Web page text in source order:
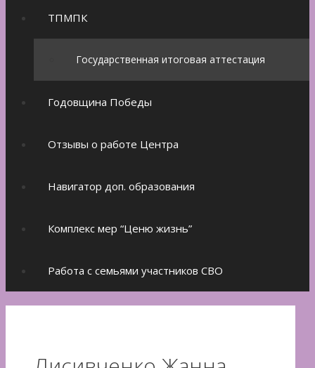
ТПМПК
Государственная итоговая аттестация
Годовщина Победы
Отзывы о работе Центра
Навигатор доп. образования
Комплекс мер “Ценю жизнь”
Работа с семьями участников СВО